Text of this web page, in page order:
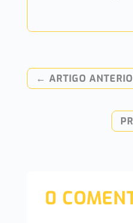
← ARTIGO
0